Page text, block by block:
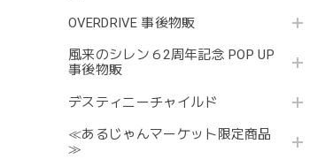
OVERDRIVE 事後物販
風来のシレン６2周年記念 POP UP
事後物販
デスティニーチャイルド
≪あるじゃんマーケット限定商品
≫